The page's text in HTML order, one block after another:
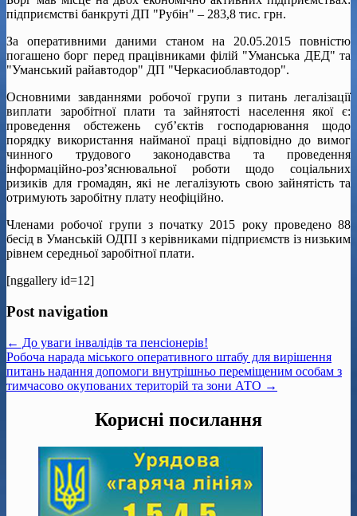
підприємстві банкруті ДП "Рубін" – 283,8 тис. грн.
За оперативними даними станом на 20.05.2015 повністю
погашено борг перед працівниками філій "Уманська ДЕД" та
"Уманський райавтодор" ДП "Черкасиоблавтодор".
Основними завданнями робочої групи з питань легалізації
виплати заробітної плати та зайнятості населення якої є:
проведення обстежень суб’єктів господарювання щодо
порядку використання найманої праці відповідно до вимог
чинного трудового законодавства та проведення
інформаційно-роз’яснювальної роботи щодо соціальних
ризиків для громадян, які не легалізують свою зайнятість та
отримують заробітну плату неофіційно.
Членами робочої групи з початку 2015 року проведено 88
бесід в Уманській ОДПІ з керівниками підприємств із низьким
рівнем середньої заробітної плати.
[nggallery id=12]
Post navigation
← До уваги інвалідів та пенсіонерів!
Робоча нарада міського оперативного штабу для вирішення
питань надання допомоги внутрішньо переміщеним особам з
тимчасово окупованих територій та зони АТО →
Корисні посилання